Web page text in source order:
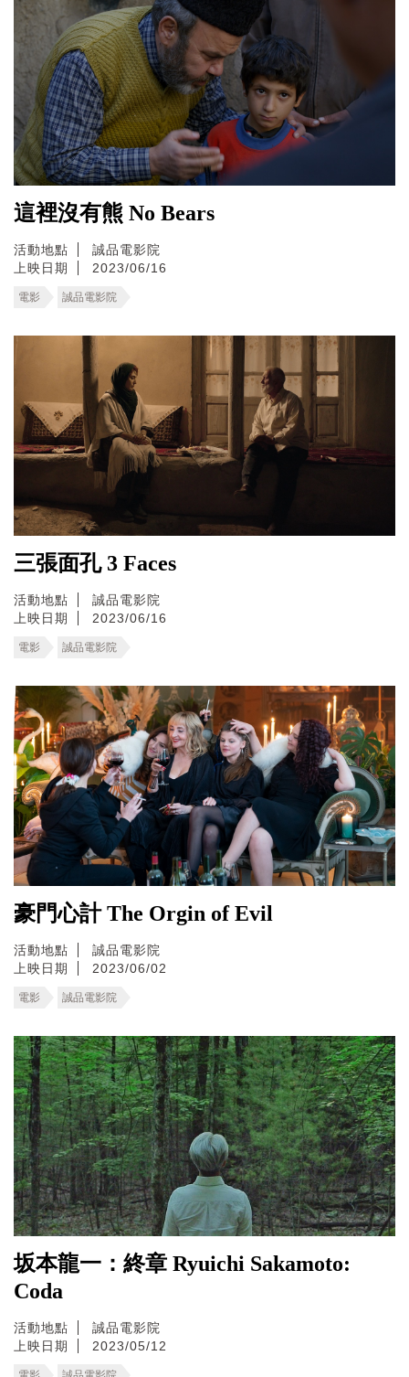
這裡沒有熊 No Bears
活動地點
誠品電影院
上映日期
2023/06/16
電影 誠品電影院
三張面孔 3 Faces
活動地點
誠品電影院
上映日期
2023/06/16
電影 誠品電影院
豪門心計 The Orgin of Evil
活動地點
誠品電影院
上映日期
2023/06/02
電影 誠品電影院
坂本龍一：終章 Ryuichi Sakamoto:
Coda
活動地點
誠品電影院
上映日期
2023/05/12